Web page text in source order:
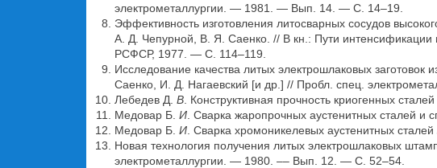
электрометаллургии. — 1981. — Вып. 14. — С. 14–19.
Эффективность изготовления литосварных сосудов
А. Д. Чепурной, В. Я. Саенко. // В кн.: Пути
РСФСР, 1977. — C. 114–119.
Исследование качества литых электрошлаковых
Саенко, И. Д. Нагаевский [и др.] // Пробл. спец.
Лебедев Д. В . Конструктивная прочность криогенных
Медовар Б. И . Сварка жаропрочных аустенитных
Медовар Б. И . Сварка хромоникелевых аустенитных
Новая технология получения литых электрошлаковых
электрометаллургии. — 1980. –– Вып. 12. — С. 52–54.